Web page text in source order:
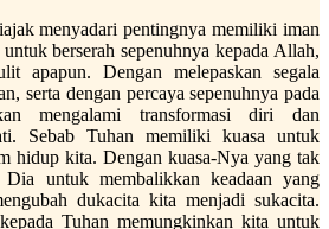
menyadari pentingnya memiliki iman
berserah sepenuhnya kepada Allah,
apapun. Dengan melepaskan segala
serta dengan percaya sepenuhnya pada
mengalami transformasi diri dan
Sebab Tuhan memiliki kuasa untuk
hidup kita. Dengan kuasa-Nya yang tak
Dia untuk membalikkan keadaan yang
dukacita kita menjadi sukacita.
Tuhan memungkinkan kita untuk